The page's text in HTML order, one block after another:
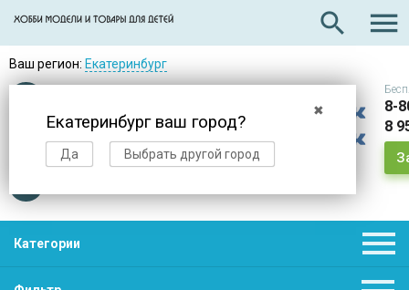
search 
Ваш регион: Екатеринбург
✖
Екатеринбург ваш город?
Да Выбрать другой город
Доставкав день заказа
8-
8
Категории 